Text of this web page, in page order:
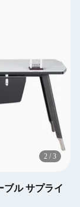
2 / 3
ブル サプライ